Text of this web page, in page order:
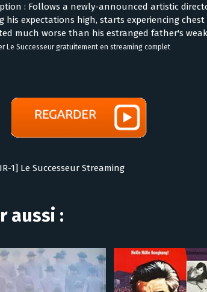
: Follows a newly-announced artistic
his expectations high, starts experiencing
much worse than his estranged father's weak
Le Successeur gratuitement en streaming complet
1] Le Successeur Streaming
aussi :